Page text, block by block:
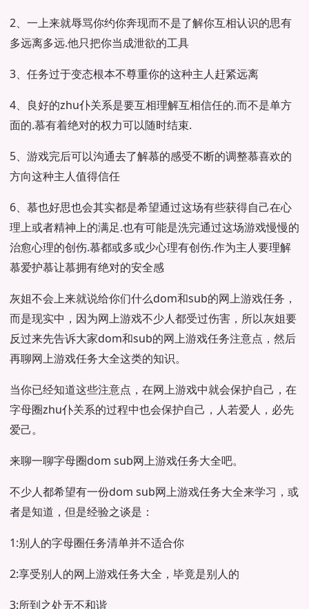
2、一上来就辱骂你约你奔现而不是了解你互相认识的思有
多远离多远.他只把你当成泄欲的工具
3、任务过于变态根本不尊重你的这种主人赶紧远离
4、良好的zhu仆关系是要互相理解互相信任的.而不是单方
面的.慕有着绝对的权力可以随时结束.
5、游戏完后可以沟通去了解慕的感受不断的调整慕喜欢的
方向这种主人值得信任
6、慕也好思也会其实都是希望通过这场有些获得自己在心
理上或者精神上的满足.也有可能是洗完通过这场游戏慢慢的
治愈心理的创伤.慕都或多或少心理有创伤.作为主人要理解
慕爱护慕让慕拥有绝对的安全感
灰姐不会上来就说给你们什么dom和sub的网上游戏任务，
而是现实中，因为网上游戏不少人都受过伤害，所以灰姐要
反过来先告诉大家dom和sub的网上游戏任务注意点，然后
再聊网上游戏任务大全这类的知识。
当你已经知道这些注意点，在网上游戏中就会保护自己，在
字母圈zhu仆关系的过程中也会保护自己，人若爱人，必先
爱己。
来聊一聊字母圈dom sub网上游戏任务大全吧。
不少人都希望有一份dom sub网上游戏任务大全来学习，或
者是知道，但是经验之谈是：
1:别人的字母圈任务清单并不适合你
2:享受别人的网上游戏任务大全，毕竟是别人的
3:所到之处无不和谐